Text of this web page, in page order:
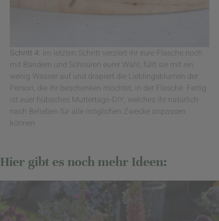
Schritt 4: Im letzten Schritt verziert ihr eure Flasche noch
mit Bändern und Schnüren eurer Wahl, füllt sie mit ein
wenig Wasser auf und drapiert die Lieblingsblumen der
Person, die ihr beschenken möchtet, in der Flasche. Fertig
ist euer hübsches Muttertags-DIY, welches ihr natürlich
nach Belieben für alle möglichen Zwecke anpassen
können
Hier gibt es noch mehr Ideen: